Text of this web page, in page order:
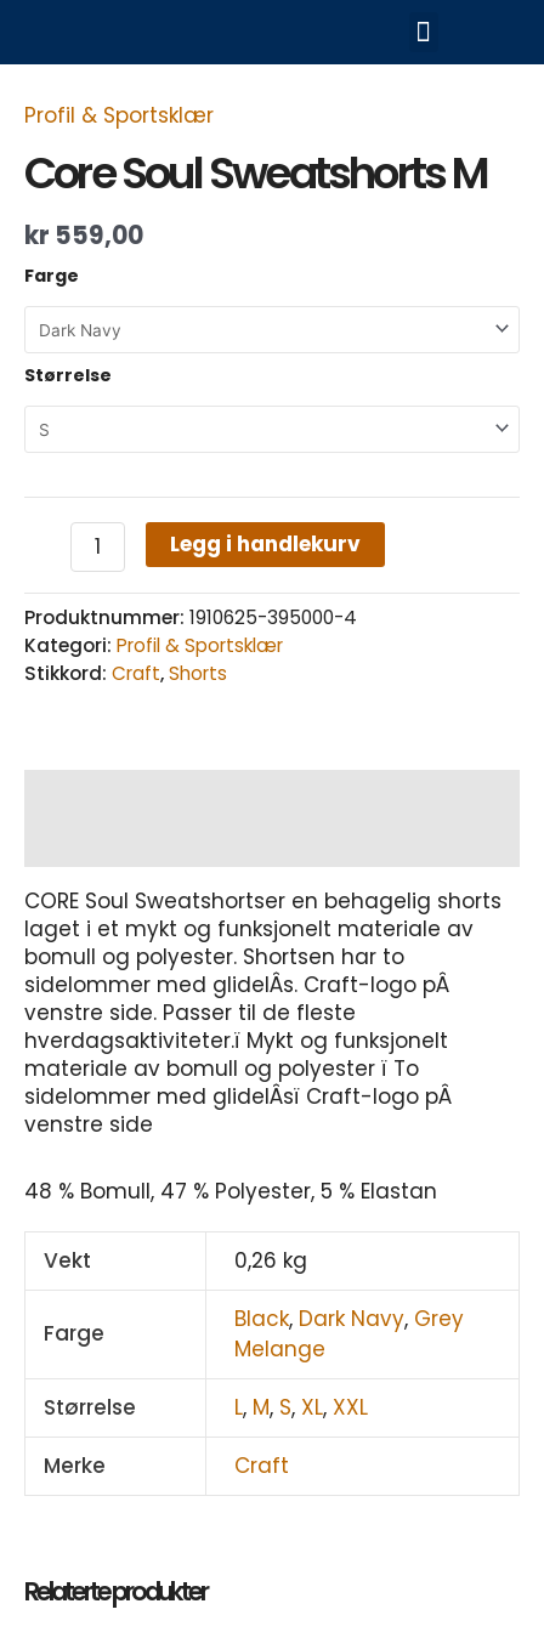
til
Meny
Profil & Sportsklær
Core Soul Sweatshorts M
kr 559,00
Farge
Størrelse
Sweatshorts
antall
Legg i handlekurv
Produktnummer: 1910625-395000-4
Kategori: Profil & Sportsklær
Stikkord: Craft,Shorts
CORE Soul Sweatshortser en behagelig shorts
laget i et mykt og funksjonelt materiale av
bomull og polyester. Shortsen har to
sidelommer med glidelÂs. Craft-logo pÂ
venstre side. Passer til de fleste
hverdagsaktiviteter.ï Mykt og funksjonelt
materiale av bomull og polyester ï To
sidelommer med glidelÂsï Craft-logo pÂ
venstre side
48 % Bomull, 47 % Polyester, 5 % Elastan
Vekt 0,26 kg
Farge Black, Dark Navy, Grey
Melange
Størrelse
L, M, S, XL, XXL
Merke
Craft
Relaterte produkter